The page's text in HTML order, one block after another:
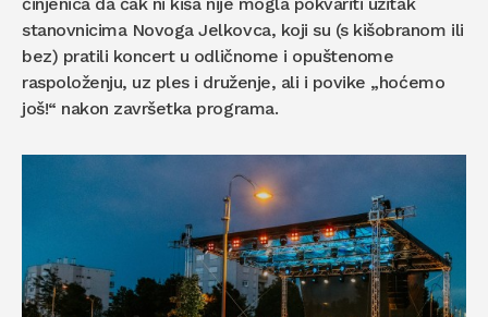
stanovnicima Novoga Jelkovca, koji su (s kišobranom ili
bez) pratili koncert u odličnome i opuštenome
raspoloženju, uz ples i druženje, ali i povike „hoćemo
još!“ nakon završetka programa.